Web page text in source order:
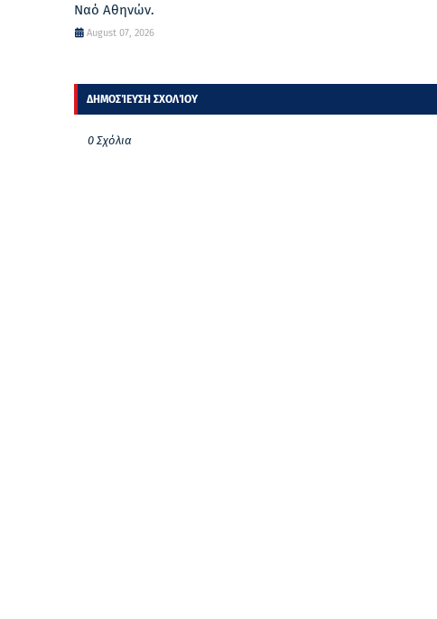
Ναό Αθηνών.
August 07, 2026
ΔΗΜΟΣΊΕΥΣΗ ΣΧΟΛΊΟΥ
0 Σχόλια